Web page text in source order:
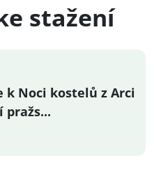
stažení
k Noci kostelů z Arci
pražs...